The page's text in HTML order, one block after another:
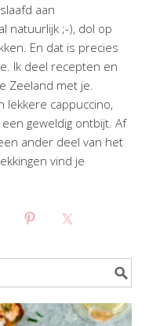
aan
natuurlijk ;-), dol op
En dat is precies
Ik deel recepten en
Zeeland met je.
lekkere cappuccino,
geweldig ontbijt. Af
ander deel van het
vind je